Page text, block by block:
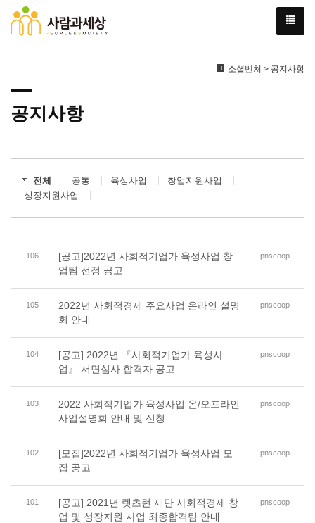
소셜벤처 > 공지사항
공지사항
전체 공통 육성사업
창업지원사업
성장지원사업
106
[공고]2022년 사회적기업가 육성사업 창
업팀 선정 공고
pnscoop
105
2022년 사회적경제 주요사업 온라인 설명
회 안내
pnscoop
104
[공고] 2022년 『사회적기업가 육성사
업』 서면심사 합격자 공고
pnscoop
103
2022 사회적기업가 육성사업 온/오프라인
사업설명회 안내 및 신청
pnscoop
102
[모집]2022년 사회적기업가 육성사업 모
집 공고
pnscoop
101
[공고] 2021년 렛츠런 재단 사회적경제 창
업 및 성장지원 사업 최종합격팀 안내
pnscoop